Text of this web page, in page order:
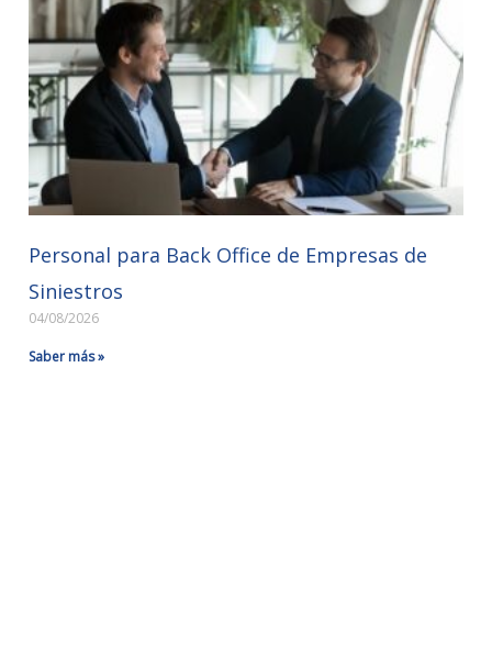
Personal para Back Office de Empresas de
Siniestros
04/08/2026
Saber más »